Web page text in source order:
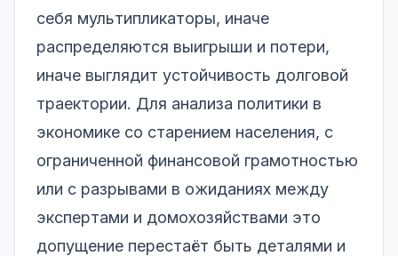
себя мультипликаторы, иначе
распределяются выигрыши и потери,
иначе выглядит устойчивость долговой
траектории. Для анализа политики в
экономике со старением населения, с
ограниченной финансовой грамотностью
или с разрывами в ожиданиях между
экспертами и домохозяйствами это
допущение перестаёт быть деталями и